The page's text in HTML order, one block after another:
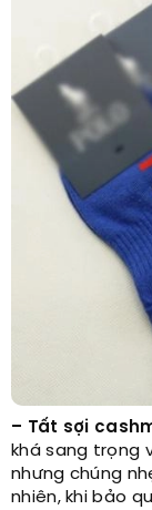
– Tất sợi
khá sang trọng
nhưng chúng
nhiên, khi bảo